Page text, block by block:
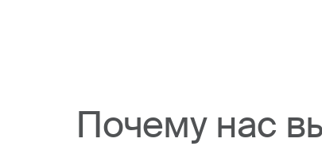
Почему нас